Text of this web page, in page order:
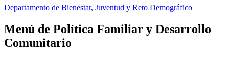
Departamento de Bienestar, Juventud y Reto Demográfico
Menú de Política Familiar y Desarrollo
Comunitario